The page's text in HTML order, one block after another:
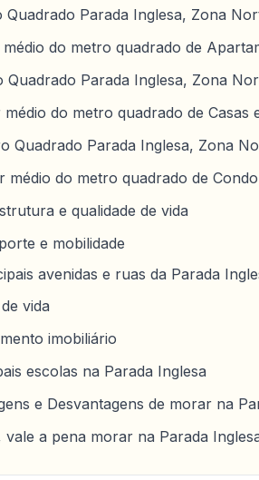
Quadrado Parada Inglesa, Zona
do metro quadrado de
Quadrado Parada Inglesa, Zona
médio do metro quadrado de
Quadrado Parada Inglesa, Zona
médio do metro quadrado de
e qualidade de vida
e mobilidade
avenidas e ruas da Parada
vida
imobiliário
escolas na Parada Inglesa
e Desvantagens de morar na
vale a pena morar na Parada